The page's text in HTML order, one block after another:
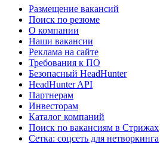
Размещение вакансий
Поиск по резюме
О компании
Наши вакансии
Реклама на сайте
Требования к ПО
Безопасный HeadHunter
HeadHunter API
Партнерам
Инвесторам
Каталог компаний
Поиск по вакансиям в Стрижах
Сетка: соцсеть для нетворкинга